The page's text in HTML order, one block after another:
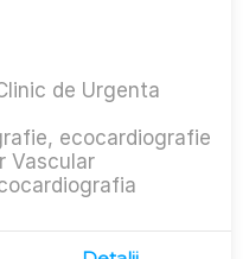
de Urgenta
ecocardiografie
Vascular